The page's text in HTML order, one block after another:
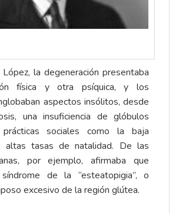
López, la degeneración presentaba
física y otra psíquica, y los
aspectos insólitos, desde
una insuficiencia de glóbulos
sociales como la baja
altas tasas de natalidad. De las
por ejemplo, afirmaba que
de la “esteatopigia”, o
excesivo de la región glútea.